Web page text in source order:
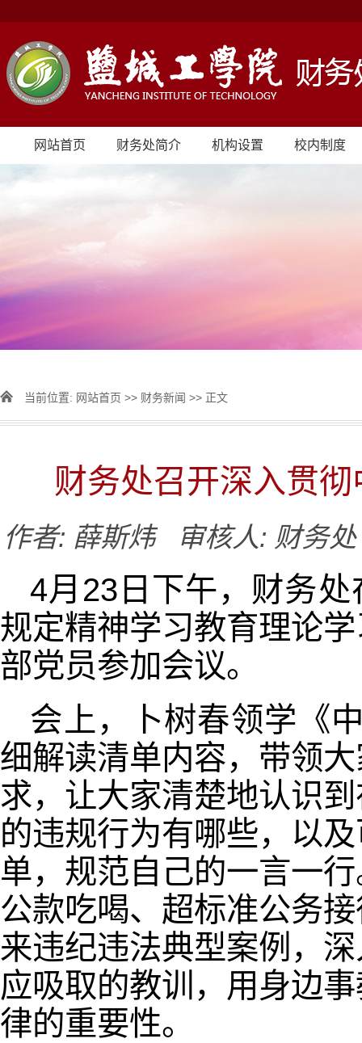
网站首页 财务处简介 机构设置 校内制度
当前位置: 网站首页 >> 财务新闻 >> 正文
财务处召开深入贯
作者: 薛斯炜 审核人: 财务
4月23日下午，财务
规定精神学习教育理论
部党员参加会议。
会上，卜树春领学《
细解读清单内容，带领
求，让大家清楚地认识
的违规行为有哪些，以
单，规范自己的一言一
公款吃喝、超标准公务
来违纪违法典型案例，
应吸取的教训，用身边
律的重要性。